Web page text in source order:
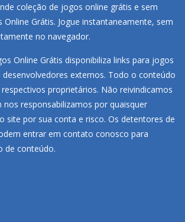
coleção de jogos online grátis e sem
Online Grátis. Jogue instantaneamente, sem
no navegador.
Online Grátis disponibiliza links para jogos
externos. Todo o conteúdo
proprietários. Não reivindicamos
nos responsabilizamos por quaisquer
site por sua conta e risco. Os detentores de
entrar em contato conosco para
de conteúdo.